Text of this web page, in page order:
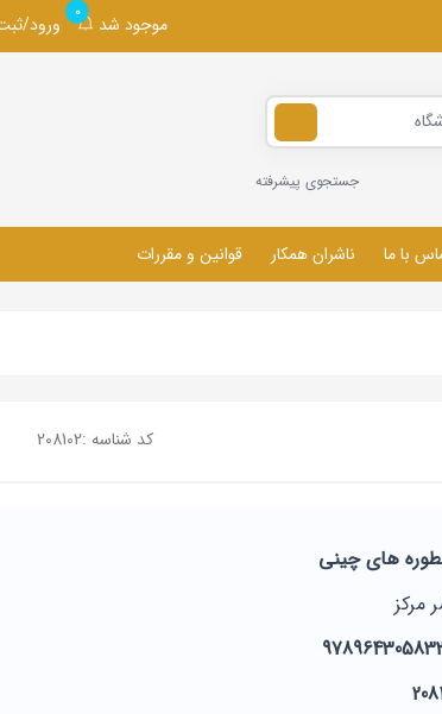
موجود شد
0
ورود/
جستجوی پیشرفته
با ما ناشران همکار قوانین و مقررات
کد شناسه :208102
های چینی
مرکز